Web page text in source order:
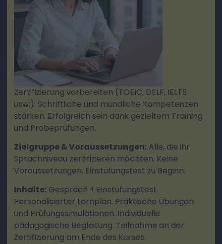
Zertifizierung vorbereiten (TOEIC, DELF, IELTS
usw.). Schriftliche und mündliche Kompetenzen
stärken. Erfolgreich sein dank gezieltem Training
und Probeprüfungen.
Zielgruppe & Voraussetzungen: Alle, die ihr
Sprachniveau zertifizieren möchten. Keine
Voraussetzungen. Einstufungstest zu Beginn.
Inhalte: Gespräch + Einstufungstest.
Personalisierter Lernplan. Praktische Übungen
und Prüfungssimulationen. Individuelle
pädagogische Begleitung. Teilnahme an der
Zertifizierung am Ende des Kurses.